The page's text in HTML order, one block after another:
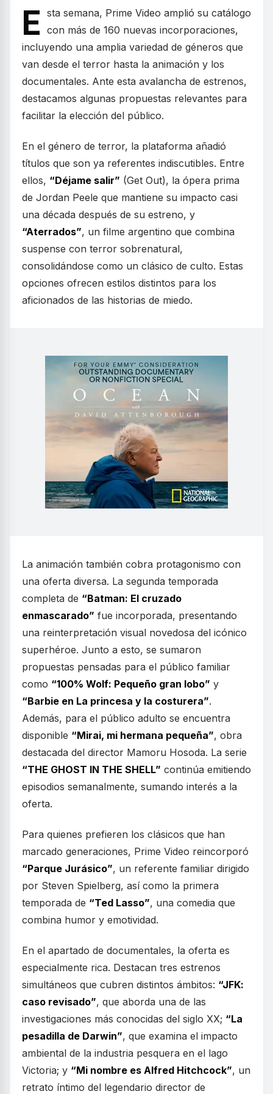
E sta semana, Prime Video amplió su catálogo
con más de 160 nuevas incorporaciones,
incluyendo una amplia variedad de géneros que
van desde el terror hasta la animación y los
documentales. Ante esta avalancha de estrenos,
destacamos algunas propuestas relevantes para
facilitar la elección del público.
En el género de terror, la plataforma añadió
títulos que son ya referentes indiscutibles. Entre
ellos, “Déjame salir” (Get Out), la ópera prima
de Jordan Peele que mantiene su impacto casi
una década después de su estreno, y
“Aterrados”, un filme argentino que combina
suspense con terror sobrenatural,
consolidándose como un clásico de culto. Estas
opciones ofrecen estilos distintos para los
aficionados de las historias de miedo.
La animación también cobra protagonismo con
una oferta diversa. La segunda temporada
completa de “Batman: El cruzado
enmascarado” fue incorporada, presentando
una reinterpretación visual novedosa del icónico
superhéroe. Junto a esto, se sumaron
propuestas pensadas para el público familiar
como “100% Wolf: Pequeño gran lobo” y
“Barbie en La princesa y la costurera”.
Además, para el público adulto se encuentra
disponible “Mirai, mi hermana pequeña”, obra
destacada del director Mamoru Hosoda. La serie
“THE GHOST IN THE SHELL” continúa emitiendo
episodios semanalmente, sumando interés a la
oferta.
Para quienes prefieren los clásicos que han
marcado generaciones, Prime Video reincorporó
“Parque Jurásico”, un referente familiar dirigido
por Steven Spielberg, así como la primera
temporada de “Ted Lasso”, una comedia que
combina humor y emotividad.
En el apartado de documentales, la oferta es
especialmente rica. Destacan tres estrenos
simultáneos que cubren distintos ámbitos: “JFK:
caso revisado”, que aborda una de las
investigaciones más conocidas del siglo XX; “La
pesadilla de Darwin”, que examina el impacto
ambiental de la industria pesquera en el lago
Victoria; y “Mi nombre es Alfred Hitchcock”, un
retrato íntimo del legendario director de